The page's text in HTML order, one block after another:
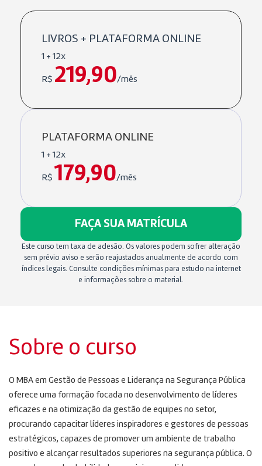
Sobre o curso
O MBA em Gestão de Pessoas e Liderança na Segurança Pública
oferece uma formação focada no desenvolvimento de líderes
eficazes e na otimização da gestão de equipes no setor,
procurando capacitar líderes inspiradores e gestores de pessoas
estratégicos, capazes de promover um ambiente de trabalho
positivo e alcançar resultados superiores na segurança pública. O
LIVROS + PLATAFORMA ONLINE
1 + 12x
R$ 219,90/mês
PLATAFORMA ONLINE
1 + 12x
R$ 179,90/mês
FAÇA SUA MATRÍCULA
Este curso tem taxa de adesão. Os valores podem sofrer alteração
sem prévio aviso e serão reajustados anualmente de acordo com
índices legais. Consulte condições mínimas para estudo na internet
e informações sobre o material.